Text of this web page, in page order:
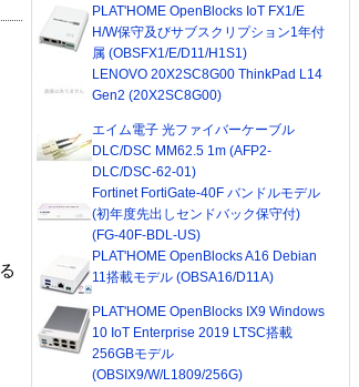
PLAT'HOME OpenBlocks IoT FX1/E
H/W保守及びサブスクリプション1年付
属 (OBSFX1/E/D11/H1S1)
LENOVO 20X2SC8G00 ThinkPad L14
Gen2 (20X2SC8G00)
エイム電子 光ファイバーケーブル
DLC/DSC MM62.5 1m (AFP2-
DLC/DSC-62-01)
Fortinet FortiGate-40F バンドルモデル
(初年度先出しセンドバック保守付)
(FG-40F-BDL-US)
PLAT'HOME OpenBlocks A16 Debian
11搭載モデル (OBSA16/D11A)
PLAT'HOME OpenBlocks IX9 Windows
10 IoT Enterprise 2019 LTSC搭載
256GBモデル
(OBSIX9/W/L1809/256G)